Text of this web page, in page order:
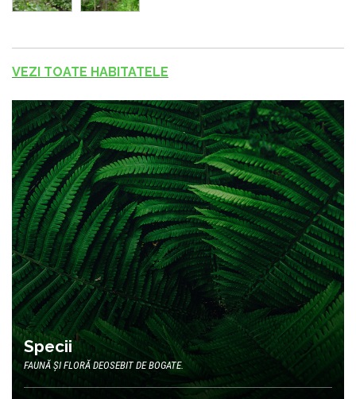
VEZI TOATE HABITATELE
Specii
FAUNĂ ȘI FLORĂ DEOSEBIT DE BOGATE.